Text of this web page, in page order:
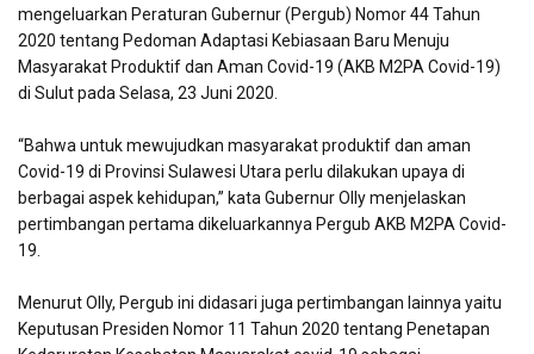
mengeluarkan Peraturan Gubernur (Pergub) Nomor 44 Tahun
2020 tentang Pedoman Adaptasi Kebiasaan Baru Menuju
Masyarakat Produktif dan Aman Covid-19 (AKB M2PA Covid-19)
di Sulut pada Selasa, 23 Juni 2020.
“Bahwa untuk mewujudkan masyarakat produktif dan aman
Covid-19 di Provinsi Sulawesi Utara perlu dilakukan upaya di
berbagai aspek kehidupan,” kata Gubernur Olly menjelaskan
pertimbangan pertama dikeluarkannya Pergub AKB M2PA Covid-
19.
Menurut Olly, Pergub ini didasari juga pertimbangan lainnya yaitu
Keputusan Presiden Nomor 11 Tahun 2020 tentang Penetapan